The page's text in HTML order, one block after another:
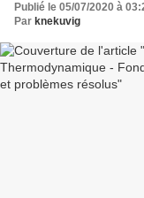
Publié le 05/07/2020 à
Par knekuvig